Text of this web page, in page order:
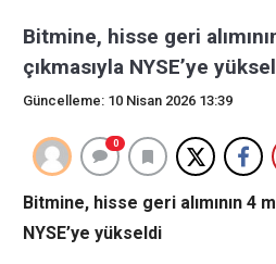
Bitmine, hisse geri
çıkmasıyla NYSE’ye
Güncelleme: 10 Nisan 2026 13:39
0
Bitmine, hisse geri alımının 4
NYSE’ye yükseldi